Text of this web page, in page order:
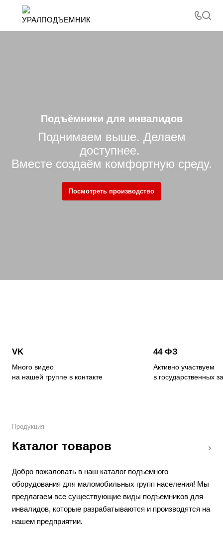
Подъёмники для инвалидов
Поднимаем выше. Делаем
доступнее.
Вместе создаём комфортную среду.
Посмотреть производство
VK
Много видео
на нашей группе в контакте
44 ФЗ
Активно участвуем
в государственных
Продукция
Каталог товаров
Добро пожаловать в наш каталог подъемного
оборудования для маломобильных групп населения! Мы
предлагаем все существующие виды подъемников для
инвалидов, которые разрабатываются и производятся на
нашем предприятии.